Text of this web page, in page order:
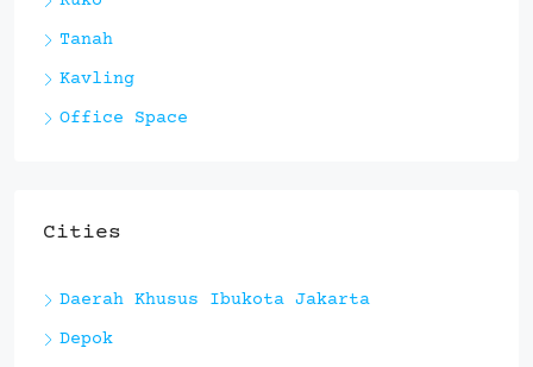
Tanah
Kavling
Office Space
Cities
Daerah Khusus Ibukota Jakarta
Depok